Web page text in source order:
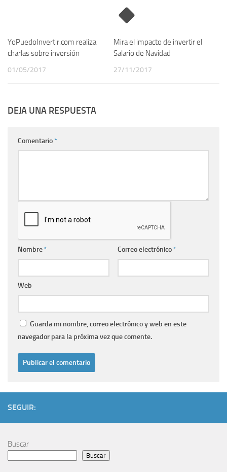
YoPuedoInvertir.com realiza
charlas sobre inversión
01/05/2017
Mira el impacto de invertir el
Salario de Navidad
27/11/2017
DEJA UNA RESPUESTA
Comentario*
Nombre* Correo electrónico*
Web
Guarda mi nombre, correo electrónico y web en este
navegador para la próxima vez que comente.
SEGUIR:
Buscar
Buscar